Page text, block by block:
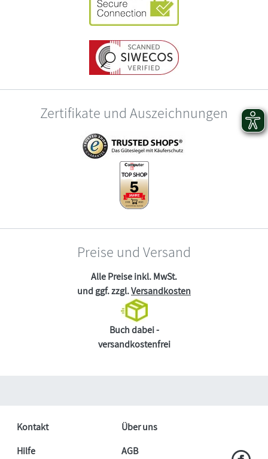
Zertifikate und Auszeichnungen
Preise und Versand
Alle Preise inkl. MwSt.
und ggf. zzgl.Versandkosten
Buch dabei -
versandkostenfrei
Kontakt
Über uns
Hilfe
AGB